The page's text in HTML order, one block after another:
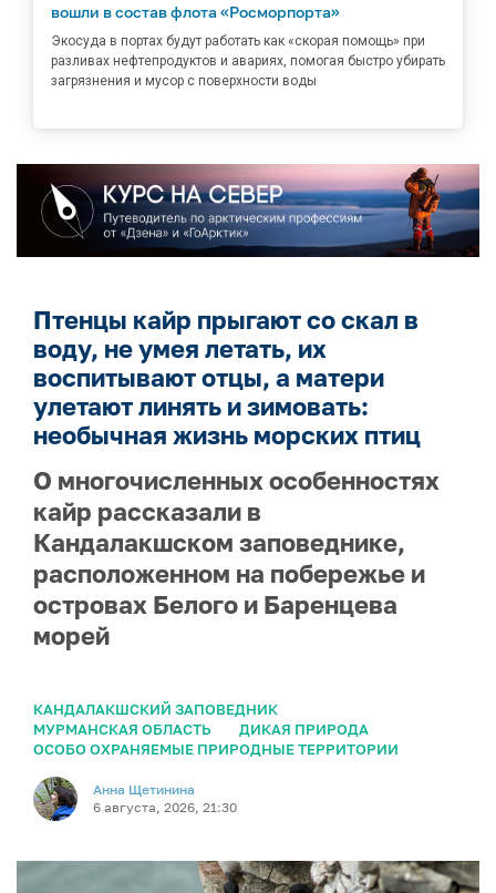
вошли в состав флота «Росморпорта»
Экосуда в портах будут работать как «скорая помощь» при
разливах нефтепродуктов и авариях, помогая быстро убирать
загрязнения и мусор с поверхности воды
Птенцы кайр прыгают со скал в
воду, не умея летать, их
воспитывают отцы, а матери
улетают линять и зимовать:
необычная жизнь морских птиц
О многочисленных особенностях
кайр рассказали в
Кандалакшском заповеднике,
расположенном на побережье и
островах Белого и Баренцева
морей
КАНДАЛАКШСКИЙ ЗАПОВЕДНИК
МУРМАНСКАЯ ОБЛАСТЬ
ДИКАЯ ПРИРОДА
ОСОБО ОХРАНЯЕМЫЕ ПРИРОДНЫЕ ТЕРРИТОРИИ
Анна Щетинина
6 августа, 2026, 21:30